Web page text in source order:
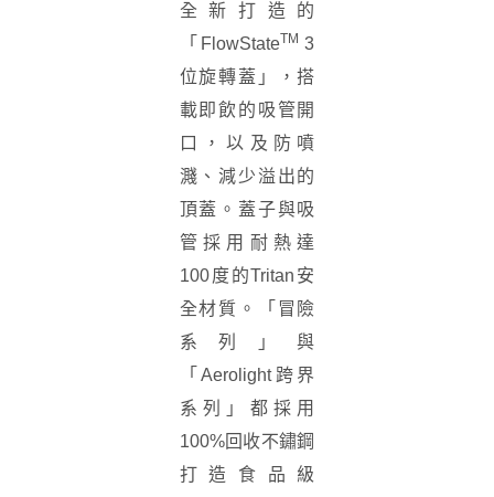
全新打造的
「FlowStateTM 3
位旋轉蓋」，搭
載即飲的吸管開
口，以及防噴
濺、減少溢出的
頂蓋。蓋子與吸
管採用耐熱達
100度的Tritan安
全材質。「冒險
系列」與
「Aerolight跨界
系列」都採用
100%回收不鏽鋼
打造食品級